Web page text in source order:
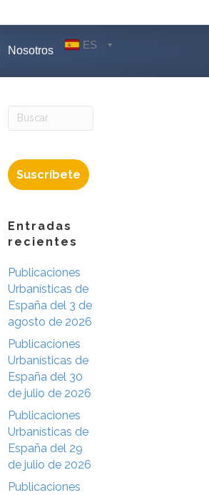
Nosotros ES
Suscríbete
Entradas
recientes
Publicaciones
Urbanísticas de
España del 3 de
agosto de 2026
Publicaciones
Urbanísticas de
España del 30
de julio de 2026
Publicaciones
Urbanísticas de
España del 29
de julio de 2026
Publicaciones